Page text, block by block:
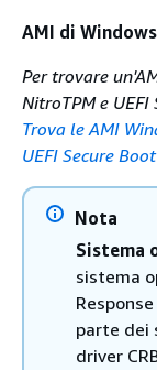
AMI di Windows
Per trovare
NitroTPM e
Trova le AMI
UEFI Secure
Nota
Sistema
sistema
parte dei
driver